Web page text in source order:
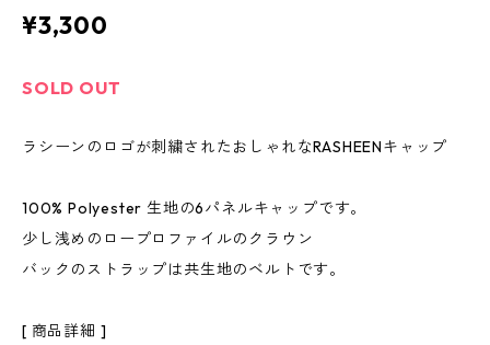
¥3,300
SOLD OUT
ラシーンのロゴが刺繍されたおしゃれなRASHEENキャップ
100% Polyester 生地の6パネルキャップです。
少し浅めのロープロファイルのクラウン
バックのストラップは共生地のベルトです。
[ 商品詳細 ]